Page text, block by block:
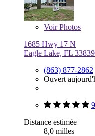
VoirPhotos
1685 Hwy 17 N
Eagle Lake, FL 33839
(863) 877-2862
Ouvert
Distance estimée
8,0 milles